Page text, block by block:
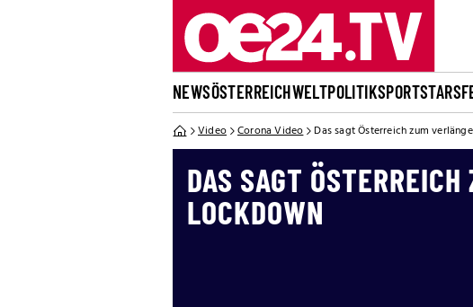
NEWSÖSTERREICHWELTPOLITIKSPORTSTARS
Video Corona Video Das sagt Österreich zum
DAS SAGT
LOCKDOWN